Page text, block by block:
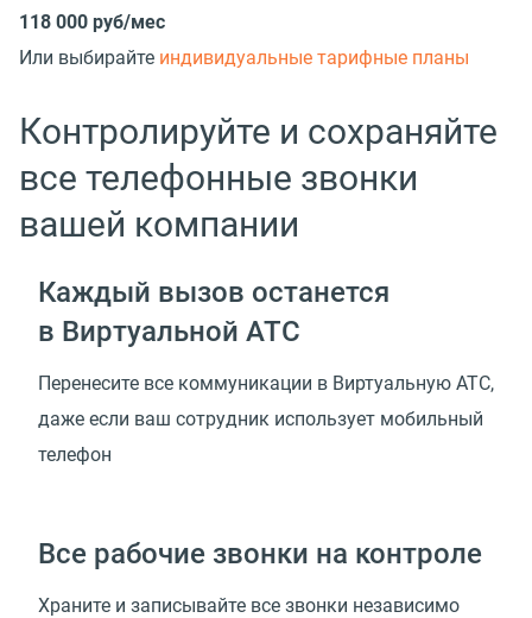
118 000 руб/мес
Или выбирайте индивидуальные тарифные планы
Контролируйте и сохраняйте
все телефонные звонки
вашей компании
Каждый вызов останется
в Виртуальной АТС
Перенесите все коммуникации в Виртуальную АТС,
даже если ваш сотрудник использует мобильный
телефон
Все рабочие звонки на контроле
Храните и записывайте все звонки независимо